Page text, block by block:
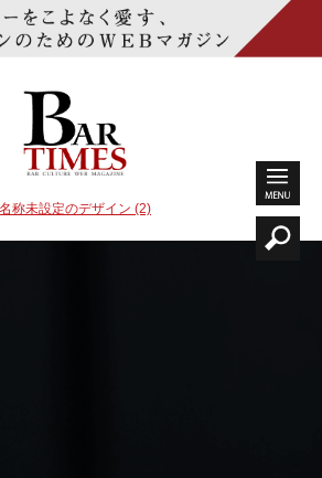
名称未設定のデザイン (2)